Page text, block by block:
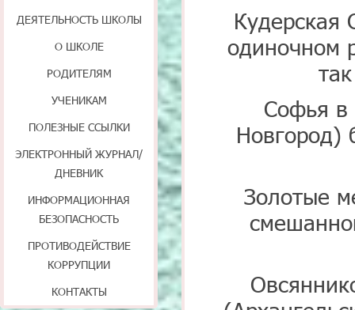
ДЕЯТЕЛЬНОСТЬ ШКОЛЫ
О ШКОЛЕ
РОДИТЕЛЯМ
УЧЕНИКАМ
ПОЛЕЗНЫЕ ССЫЛКИ
ЭЛЕКТРОННЫЙ ЖУРНАЛ/
ДНЕВНИК
ИНФОРМАЦИОННАЯ
БЕЗОПАСНОСТЬ
ПРОТИВОДЕЙСТВИЕ
КОРРУПЦИИ
КОНТАКТЫ
Кудерская
одиночном
Софья в
Новгород)
Золотые